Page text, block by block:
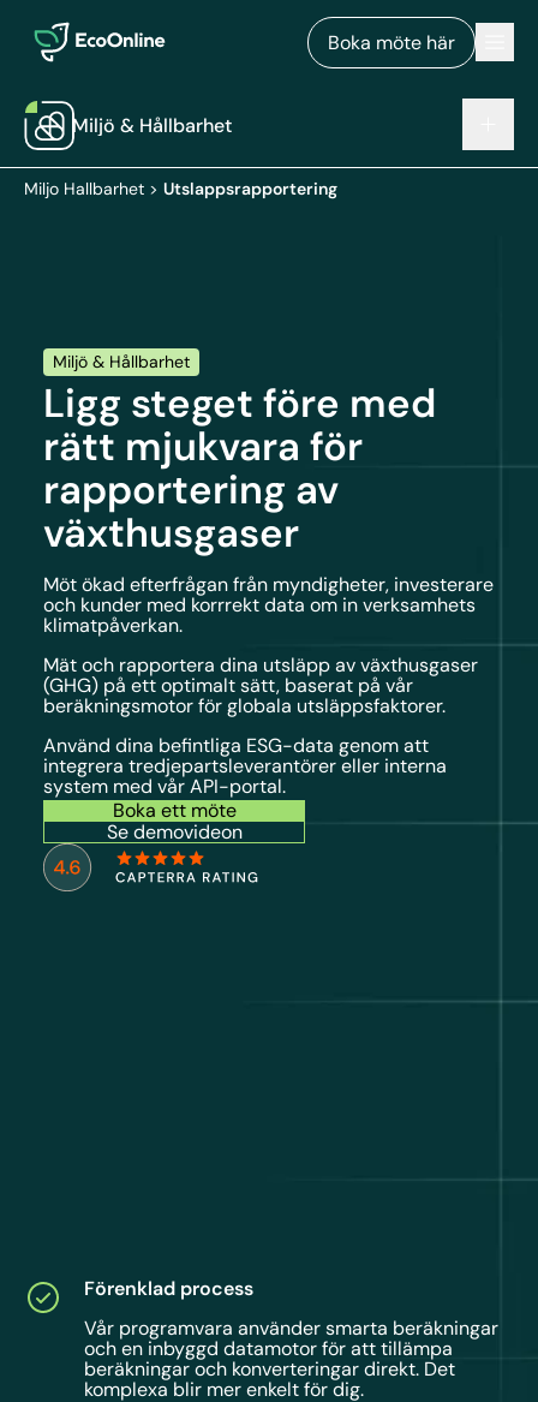
EcoOnline
Boka möte här
Miljö & Hållbarhet
Miljo Hallbarhet > Utslappsrapportering
Miljö & Hållbarhet
Ligg steget före med
rätt mjukvara för
rapportering av
växthusgaser
Möt ökad efterfrågan från myndigheter, investerare
och kunder med korrrekt data om in verksamhets
klimatpåverkan.
Mät och rapportera dina utsläpp av växthusgaser
(GHG) på ett optimalt sätt, baserat på vår
beräkningsmotor för globala utsläppsfaktorer.
Använd dina befintliga ESG-data genom att
integrera tredjepartsleverantörer eller interna
system med vår API-portal.
Boka ett möte
Se demovideon
Förenklad process
Vår programvara använder smarta beräkningar
och en inbyggd datamotor för att tillämpa
beräkningar och konverteringar direkt. Det
komplexa blir mer enkelt för dig.